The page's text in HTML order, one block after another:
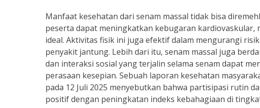
Manfaat kesehatan dari senam massal tidak bisa
peserta dapat meningkatkan kebugaran
ideal. Aktivitas fisik ini juga efektif dalam mengurangi
penyakit jantung. Lebih dari itu, senam massal juga
dan interaksi sosial yang terjalin selama senam dapat
perasaan kesepian. Sebuah laporan kesehatan
pada 12 Juli 2025 menyebutkan bahwa partisipasi rutin
positif dengan peningkatan indeks kebahagiaan di